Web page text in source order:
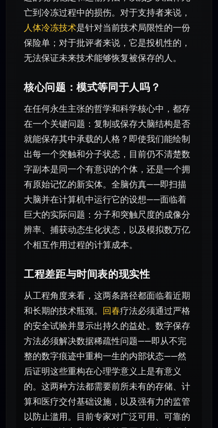
亡到冷冻过程中的损伤。对于支持者来说，
人体冷冻技术是针对当前技术局限性的一份
保险单；对于批评者来说，它是投机性的，
无法保证未来技术能够恢复被保存的人。
核心问题：模式等同于人吗？
在任何永生主张的哲学和科学核心中，都存
在一个关键问题：复制或保存大脑结构是否
就能保存其中承载的人格？即使我们能绘制
出每一个突触和分子状态，目前仍不清楚数
字副本是同一个有意识的个体，还是一个拥
有原始记忆的新实体。全脑仿真——即扫描
大脑并在计算机中运行它的设想——面临着
巨大的实际问题：分子和突触尺度的成像分
辨率、捕获动态生化状态，以及模拟数万亿
个相互作用过程的计算成本。
工程差距与时间表的现实性
从工程角度来看，这两条路径都面临着近期
和长期的技术瓶颈。 回春疗法必须通过严格
的安全试验并显示出持久的益处。数字保存
方法必须解决数据稀疏性问题——即从不完
整的数字痕迹中重构一生的内部状态——然
后证明这些重构在心理学意义上是有意义
的。这两种方法都需要前所未有的存储、计
算和医疗交付基础设施，以及强有力的监管
以防止滥用。目前专家对广泛可用、可靠的